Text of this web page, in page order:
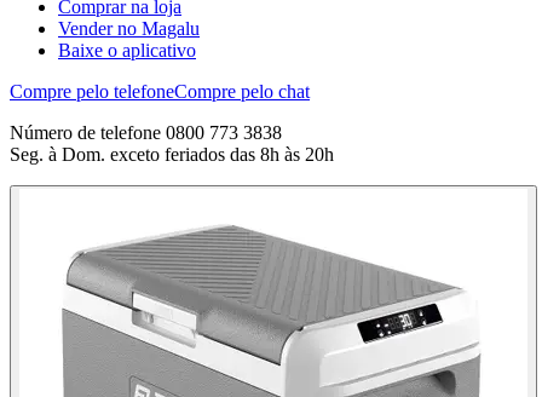
Comprar na loja
Vender no Magalu
Baixe o aplicativo
Compre pelo telefoneCompre pelo chat
Número de telefone 0800 773 3838
Seg. à Dom. exceto feriados das 8h às 20h